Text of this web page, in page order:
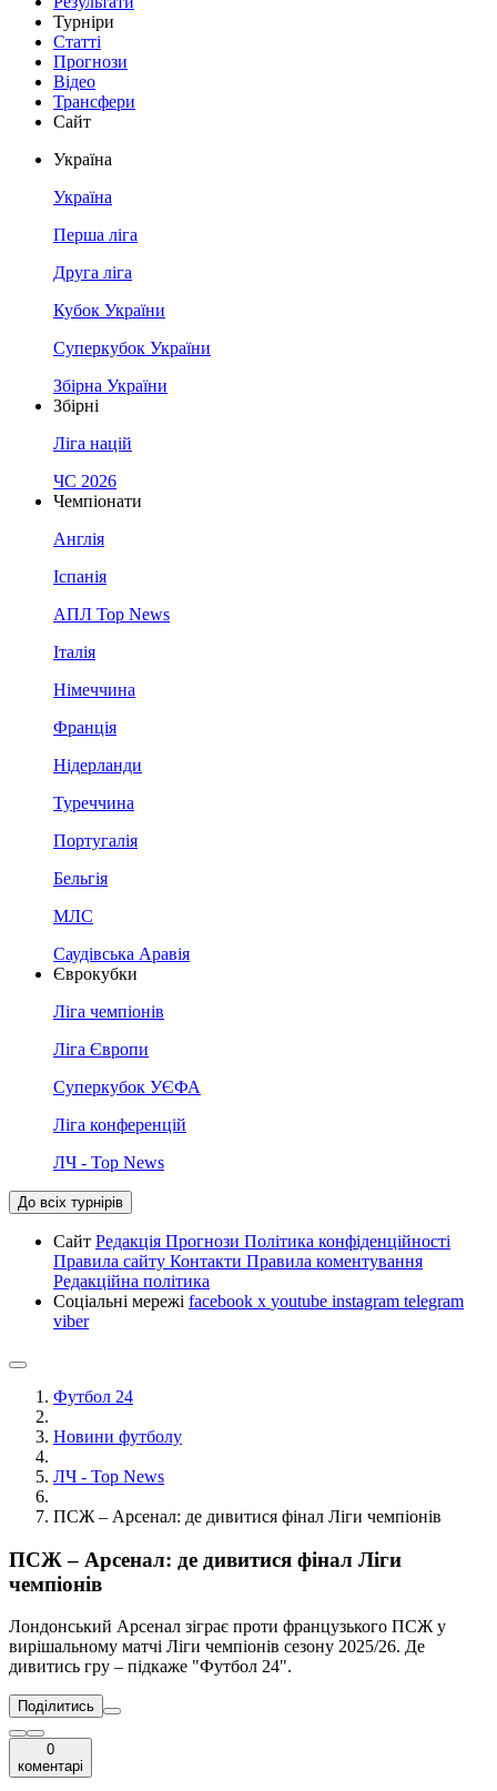
Турніри
Статті
Прогнози
Відео
Трансфери
Сайт
Україна
Україна
Перша ліга
Друга ліга
Кубок України
Суперкубок України
Збірна України
Збірні
Ліга націй
ЧС 2026
Чемпіонати
Англія
Іспанія
АПЛ Top News
Італія
Німеччина
Франція
Нідерланди
Туреччина
Португалія
Бельгія
МЛС
Саудівська Аравія
Єврокубки
Ліга чемпіонів
Ліга Європи
Суперкубок УЄФА
Ліга конференцій
ЛЧ - Top News
До всіх турнірів
Сайт Редакція Прогнози Політика конфіденційності
Правила сайту Контакти Правила коментування
Редакційна політика
Соціальні мережі facebook x youtube instagram telegram
viber
Футбол 24
Новини футболу
ЛЧ - Top News
ПСЖ – Арсенал: де дивитися фінал Ліги чемпіонів
ПСЖ – Арсенал: де дивитися фінал Ліги
чемпіонів
Лондонський Арсенал зіграє проти французького ПСЖ у
вирішальному матчі Ліги чемпіонів сезону 2025/26. Де
дивитись гру – підкаже "Футбол 24".
Поділитись
0
коментарі